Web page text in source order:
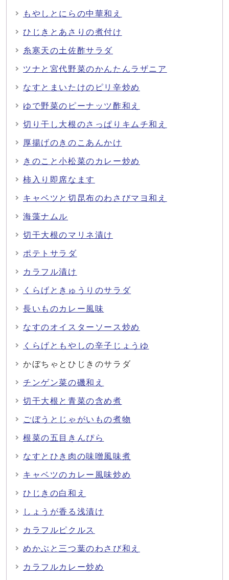
もやしとにらの中華和え
ひじきとあさりの煮付け
糸寒天の土佐酢サラダ
ツナと宮代野菜のかんたんラザニア
なすとまいたけのピリ辛炒め
ゆで野菜のピーナッツ酢和え
切り干し大根のさっぱりキムチ和え
厚揚げのきのこあんかけ
きのこと小松菜のカレー炒め
柿入り即席なます
キャベツと切昆布のわさびマヨ和え
海藻ナムル
切干大根のマリネ漬け
ポテトサラダ
カラフル漬け
くらげときゅうりのサラダ
長いものカレー風味
なすのオイスターソース炒め
くらげともやしの辛子じょうゆ
かぼちゃとひじきのサラダ
チンゲン菜の磯和え
切干大根と青菜の含め煮
ごぼうとじゃがいもの煮物
根菜の五目きんぴら
なすとひき肉の味噌風味煮
キャベツのカレー風味炒め
ひじきの白和え
しょうが香る浅漬け
カラフルピクルス
めかぶと三つ葉のわさび和え
カラフルカレー炒め